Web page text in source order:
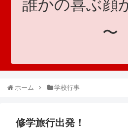
誰かの喜ぶ顔
〜
ホーム 学校行事
修学旅行出発！